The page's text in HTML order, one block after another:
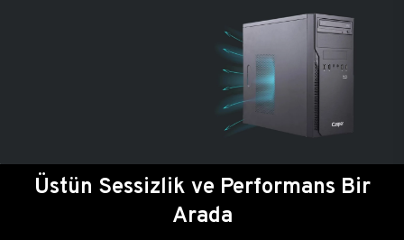
Üstün Sessizlik ve Performans Bir
Arada